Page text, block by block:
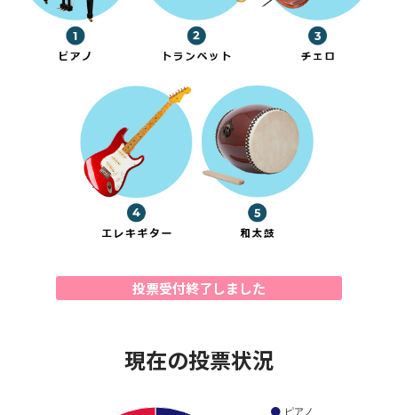
投票受付終了しました
現在の投票状況
ピアノ